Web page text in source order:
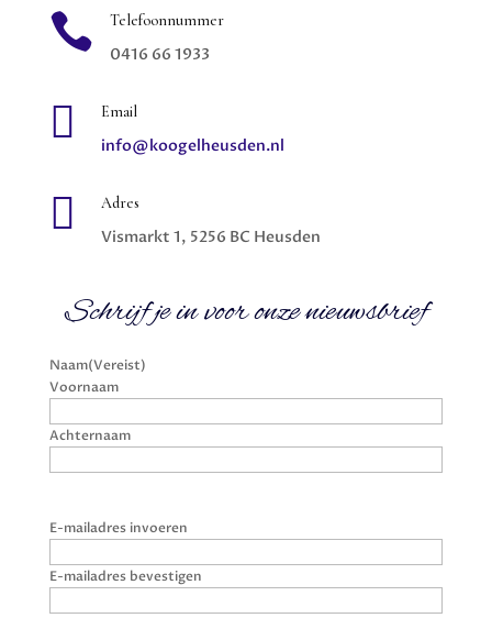
 Telefoonnummer
0416 66 1933
 Email
info@koogelheusden.nl
 Adres
Vismarkt 1, 5256 BC Heusden
Schrijf je in voor onze nieuwsbrief
Naam(Vereist)
Voornaam
Achternaam
E-
E-mailadres invoeren
E-mailadres bevestigen